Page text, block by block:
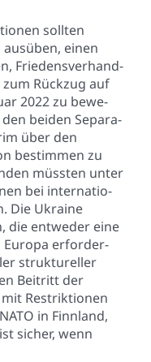
soll­ten
einen
Frie­dens­ver­hand­
Rück­zug auf
2022 zu bewe­
bei­den Sepa­ra­
über den
bestim­men zu
müss­ten unter
bei inter­na­tio­
Die Ukrai­ne
die ent­we­der eine
Euro­pa erfor­der­
struk­tu­rel­ler
Bei­tritt der
Restrik­tio­nen
in Finn­land,
sicher, wenn